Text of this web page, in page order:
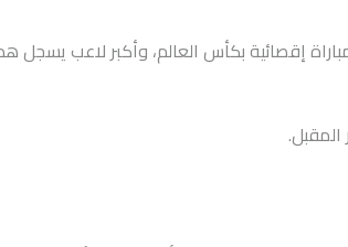
إقصائية بكأس العالم، وأكبر لاعب يسجل